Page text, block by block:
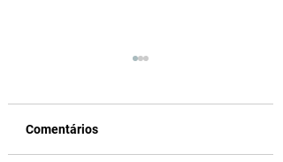
Comentários